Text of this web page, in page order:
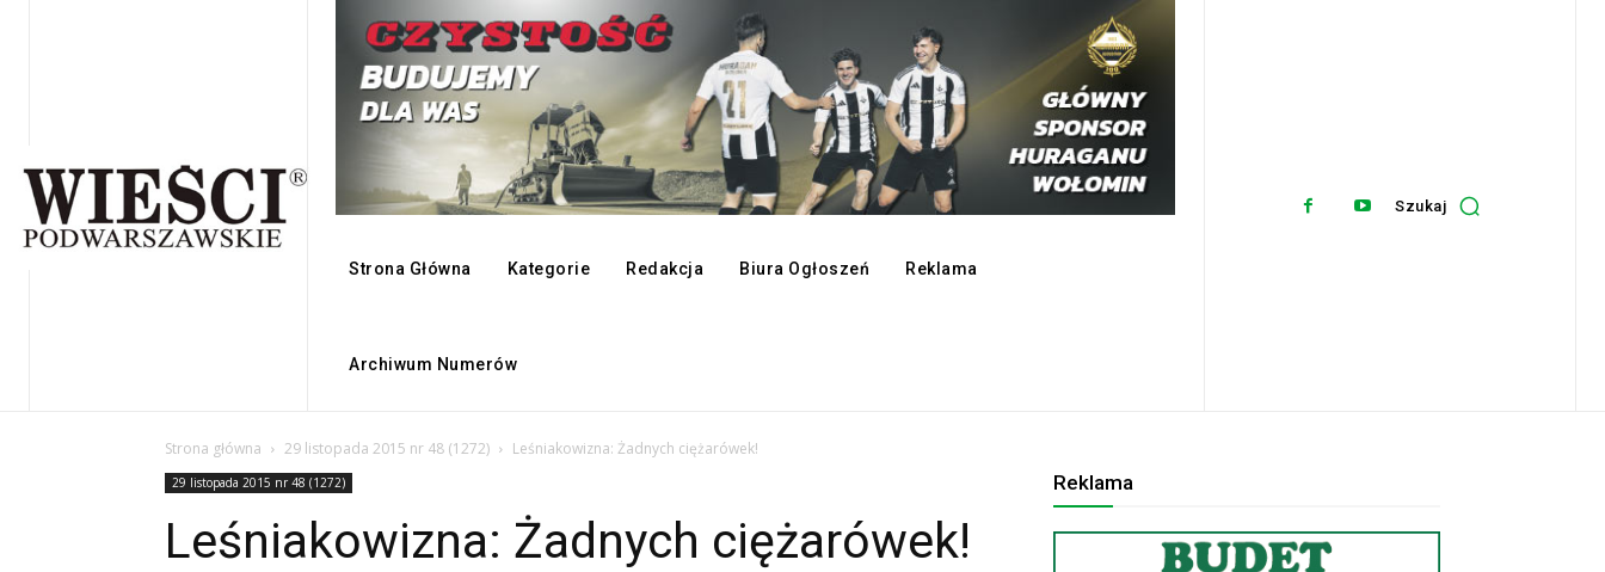
Strona Główna Kategorie Redakcja Biura Ogłoszeń Reklama
Archiwum Numerów
Szukaj
Strona główna 29 listopada 2015 nr 48 (1272) Leśniakowizna: Żadnych ciężarówek!
29 listopada 2015 nr 48 (1272)
Leśniakowizna: Żadnych ciężarówek!
Reklama